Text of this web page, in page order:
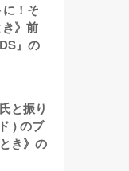
！そ
》前
』の
と振り
) のブ
き》の